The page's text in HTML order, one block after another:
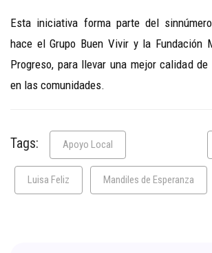
Esta iniciativa forma parte del
hace el Grupo Buen Vivir y la Fundación
Progreso, para llevar una mejor calidad
en las comunidades.
Tags: Apoyo Local
Luisa Feliz Mandiles de Esperanza